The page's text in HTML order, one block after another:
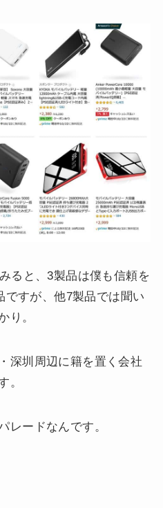
ると、3製品は僕も信頼を
すが、他7製品では聞い
り。
深圳周辺に籍を置く会社
。
レードなんです。